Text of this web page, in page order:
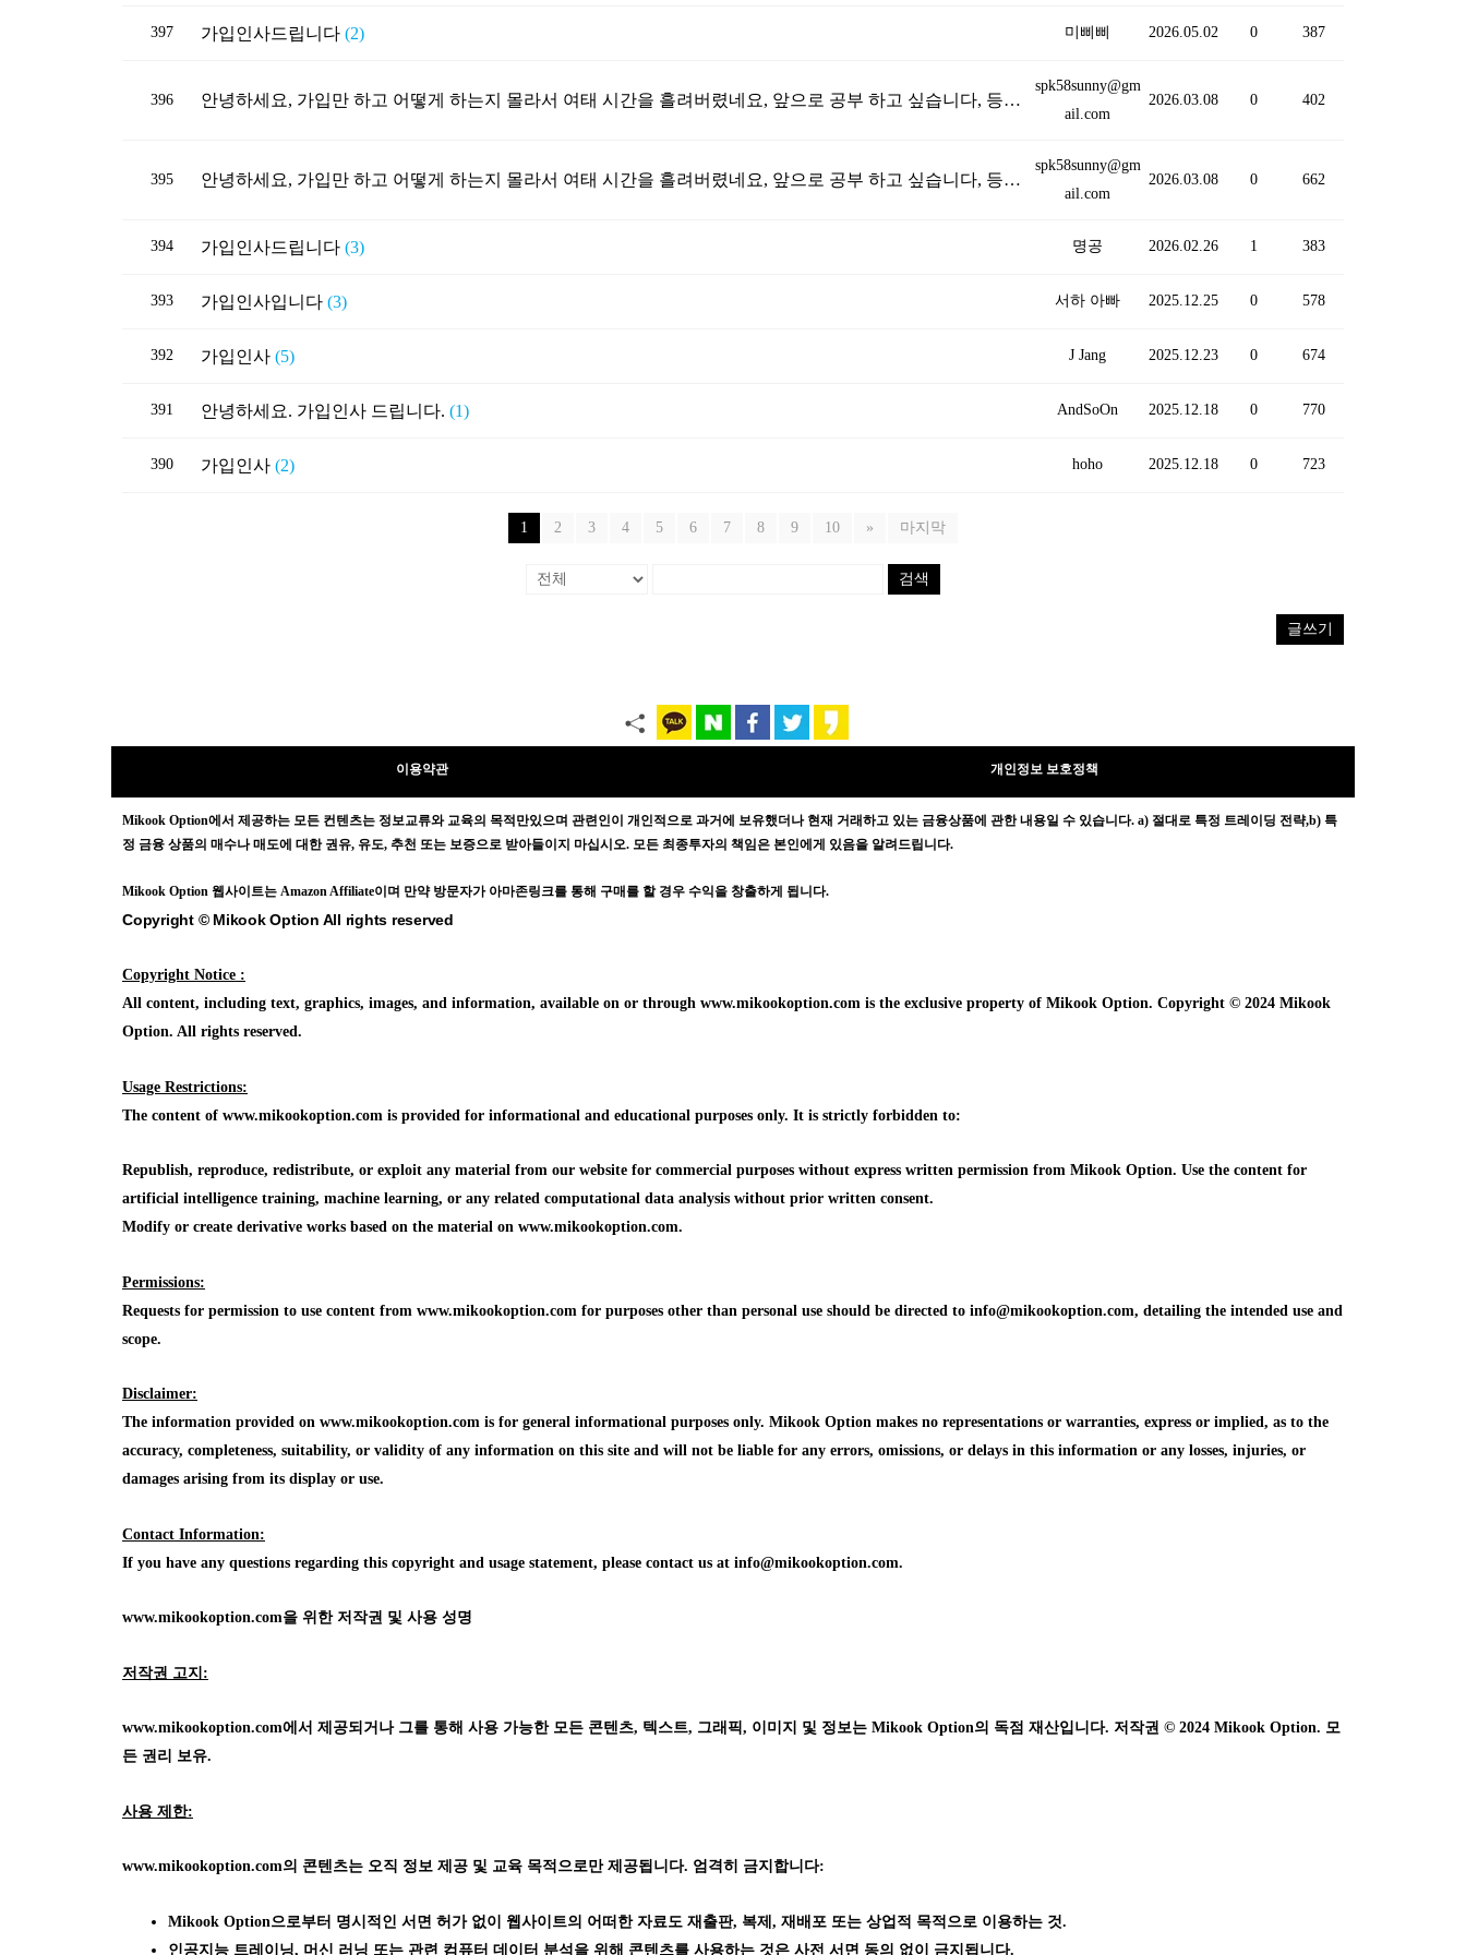
397 가입인사드립니다 (2) 미삐삐 2026.05.02 0 387
396 안녕하세요, 가입만 하고 어떻게 하는지 몰라서 여태 시간을 흘려버렸네요, 앞으로 공부 하고 싶습니다, 등업 부탁드립니다, 감사합니다
spk58sunny@gm
ail.com
2026.03.08 0 402
395 안녕하세요, 가입만 하고 어떻게 하는지 몰라서 여태 시간을 흘려버렸네요, 앞으로 공부 하고 싶습니다, 등업 부탁드립니다, 감사합니다
spk58sunny@gm
ail.com
2026.03.08 0 662
394 가입인사드립니다 (3) 명공 2026.02.26 1 383
393 가입인사입니다 (3) 서하 아빠 2025.12.25 0 578
392 가입인사 (5) J Jang 2025.12.23 0 674
391 안녕하세요. 가입인사 드립니다. (1) AndSoOn 2025.12.18 0 770
390 가입인사 (2) hoho 2025.12.18 0 723
1 2 3 4 5 6 7 8 9 10 » 마지막
검색
글쓰기
이용약관 개인정보 보호정책
Mikook Option에서 제공하는 모든 컨텐츠는 정보교류와 교육의 목적만있으며 관련인이 개인적으로 과거에 보유했더나 현재 거래하고 있는 금융상품에 관한 내용일 수 있습니다. a) 절대로 특정 트레이딩 전략,b) 특
정 금융 상품의 매수나 매도에 대한 권유, 유도, 추천 또는 보증으로 받아들이지 마십시오. 모든 최종투자의 책임은 본인에게 있음을 알려드립니다.
Mikook Option 웹사이트는 Amazon Affiliate이며 만약 방문자가 아마존링크를 통해 구매를 할 경우 수익을 창출하게 됩니다.
Copyright © Mikook Option All rights reserved
Copyright Notice :
All content, including text, graphics, images, and information, available on or through www.mikookoption.com is the exclusive property of Mikook Option. Copyright © 2024 Mikook
Option. All rights reserved.
Usage Restrictions:
The content of www.mikookoption.com is provided for informational and educational purposes only. It is strictly forbidden to:
Republish, reproduce, redistribute, or exploit any material from our website for commercial purposes without express written permission from Mikook Option. Use the content for
artificial intelligence training, machine learning, or any related computational data analysis without prior written consent.
Modify or create derivative works based on the material on www.mikookoption.com.
Permissions:
Requests for permission to use content from www.mikookoption.com for purposes other than personal use should be directed to info@mikookoption.com, detailing the intended use and
scope.
Disclaimer:
The information provided on www.mikookoption.com is for general informational purposes only. Mikook Option makes no representations or warranties, express or implied, as to the
accuracy, completeness, suitability, or validity of any information on this site and will not be liable for any errors, omissions, or delays in this information or any losses, injuries, or
damages arising from its display or use.
Contact Information:
If you have any questions regarding this copyright and usage statement, please contact us at info@mikookoption.com.
www.mikookoption.com을 위한 저작권 및 사용 성명
저작권 고지:
www.mikookoption.com에서 제공되거나 그를 통해 사용 가능한 모든 콘텐츠, 텍스트, 그래픽, 이미지 및 정보는 Mikook Option의 독점 재산입니다. 저작권 © 2024 Mikook Option. 모
든 권리 보유.
사용 제한:
www.mikookoption.com의 콘텐츠는 오직 정보 제공 및 교육 목적으로만 제공됩니다. 엄격히 금지합니다:
Mikook Option으로부터 명시적인 서면 허가 없이 웹사이트의 어떠한 자료도 재출판, 복제, 재배포 또는 상업적 목적으로 이용하는 것.
인공지능 트레이닝, 머신 러닝 또는 관련 컴퓨터 데이터 분석을 위해 콘텐츠를 사용하는 것은 사전 서면 동의 없이 금지됩니다.